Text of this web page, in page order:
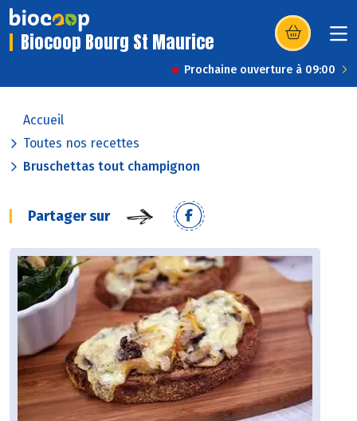
Biocoop Bourg St Maurice (s’ouvre dans
Prochaine ouverture à 09:00
Accueil
Toutes nos recettes
Bruschettas tout champignon
Partager sur